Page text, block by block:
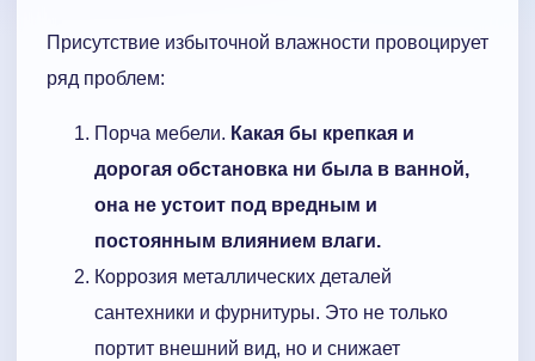
Присутствие избыточной влажности провоцирует
ряд проблем:
Порча мебели. Какая бы крепкая и
дорогая обстановка ни была в ванной,
она не устоит под вредным и
постоянным влиянием влаги.
Коррозия металлических деталей
сантехники и фурнитуры. Это не только
портит внешний вид, но и снижает